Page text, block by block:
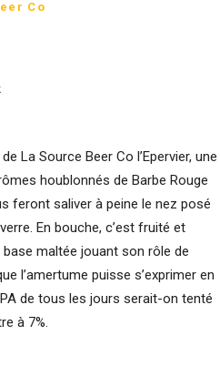
Co
La Source Beer Co l’Epervier, une
houblonnés de Barbe Rouge
feront saliver à peine le nez posé
En bouche, c’est fruité et
maltée jouant son rôle de
l’amertume puisse s’exprimer en
de tous les jours serait-on tenté
à 7%.